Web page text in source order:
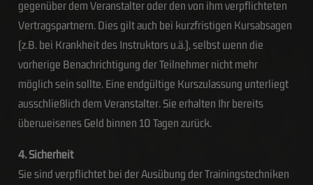
gegenüber dem Veranstalter oder den von ihm verpflichteten
Vertragspartnern. Dies gilt auch bei kurzfristigen Kursabsagen
(z.B. bei Krankheit des Instruktors u.ä.), selbst wenn die
vorherige Benachrichtigung der Teilnehmer nicht mehr
möglich sein sollte. Eine endgültige Kurszulassung unterliegt
ausschließlich dem Veranstalter. Sie erhalten Ihr bereits
überweisenes Geld binnen 10 Tagen zurück.
4. Sicherheit
Sie sind verpflichtet bei der Ausübung der Trainingstechniken